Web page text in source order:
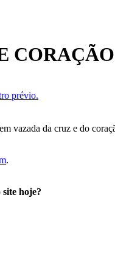
prévio.
vazada da cruz e do
.
hoje?